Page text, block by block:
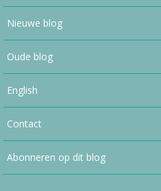
Nieuwe blog
Oude blog
English
Contact
Abonneren op dit blog